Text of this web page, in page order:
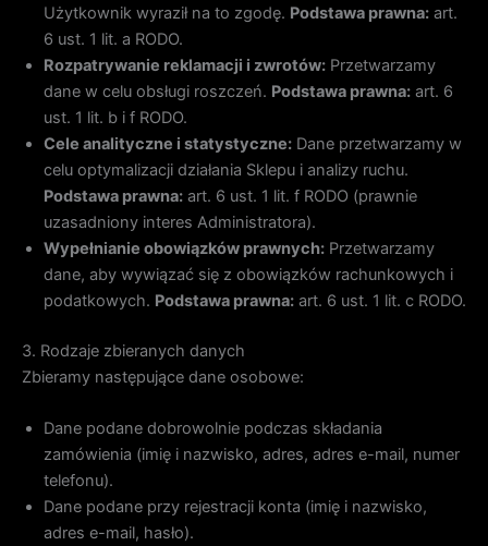
Użytkownik wyraził na to zgodę. Podstawa prawna: art.
6 ust. 1 lit. a RODO.
Rozpatrywanie reklamacji i zwrotów: Przetwarzamy
dane w celu obsługi roszczeń. Podstawa prawna: art. 6
ust. 1 lit. b i f RODO.
Cele analityczne i statystyczne: Dane przetwarzamy w
celu optymalizacji działania Sklepu i analizy ruchu.
Podstawa prawna: art. 6 ust. 1 lit. f RODO (prawnie
uzasadniony interes Administratora).
Wypełnianie obowiązków prawnych: Przetwarzamy
dane, aby wywiązać się z obowiązków rachunkowych i
podatkowych. Podstawa prawna: art. 6 ust. 1 lit. c RODO.
3. Rodzaje zbieranych danych
Zbieramy następujące dane osobowe:
Dane podane dobrowolnie podczas składania
zamówienia (imię i nazwisko, adres, adres e-mail, numer
telefonu).
Dane podane przy rejestracji konta (imię i nazwisko,
adres e-mail, hasło).